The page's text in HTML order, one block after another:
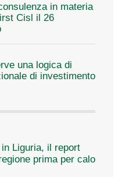
in materia
Cisl il 26
una logica di
di investimento
Liguria, il report
prima per calo